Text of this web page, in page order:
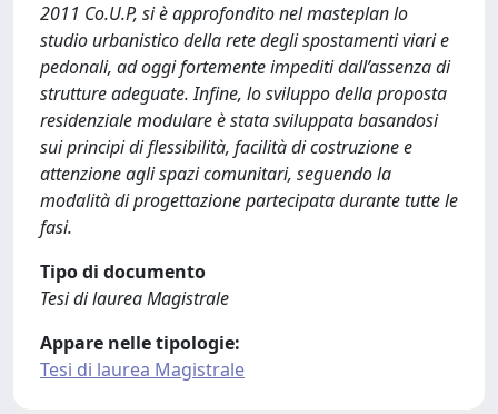
2011 Co.U.P, si è approfondito nel masteplan lo
studio urbanistico della rete degli spostamenti viari e
pedonali, ad oggi fortemente impediti dall’assenza di
strutture adeguate. Infine, lo sviluppo della proposta
residenziale modulare è stata sviluppata basandosi
sui principi di flessibilità, facilità di costruzione e
attenzione agli spazi comunitari, seguendo la
modalità di progettazione partecipata durante tutte le
fasi.
Tipo di documento
Tesi di laurea Magistrale
Appare nelle tipologie:
Tesi di laurea Magistrale